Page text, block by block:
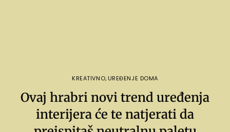
KREATIVNO, UREĐENJE DOMA
Ovaj hrabri novi trend uređenja
interijera će te natjerati da